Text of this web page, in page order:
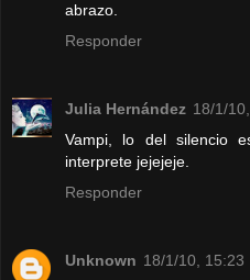
abrazo.
Responder
Julia Hernández 18/1/
Vampi, lo del silencio
interprete jejejeje.
Responder
Unknown 18/1/10, 15:23